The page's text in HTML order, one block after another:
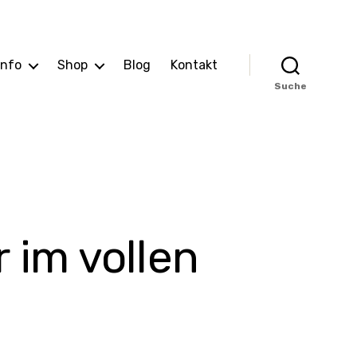
Shop Blog Kontakt
Suche
im vollen